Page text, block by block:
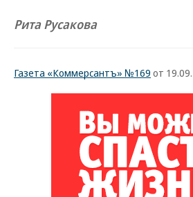
Рита Русакова
Газета «Коммерсантъ» №169 от